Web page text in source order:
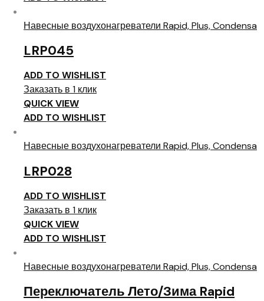
Навесные воздухонагреватели Rapid, Plus, Condensa
LRP045
ADD TO WISHLIST
Заказать в 1 клик
QUICK VIEW
ADD TO WISHLIST
Навесные воздухонагреватели Rapid, Plus, Condensa
LRP028
ADD TO WISHLIST
Заказать в 1 клик
QUICK VIEW
ADD TO WISHLIST
Навесные воздухонагреватели Rapid, Plus, Condensa
Переключатель Лето/Зима Rapid